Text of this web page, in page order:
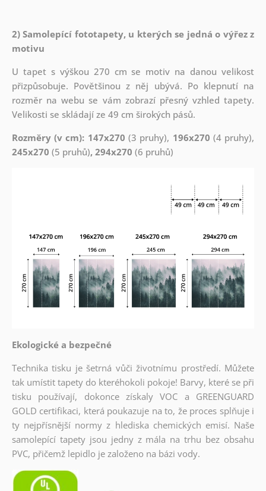
2) Samolepící fototapety, u kterých se jedná o výřez z
motivu
U tapet s výškou 270 cm se motiv na danou velikost
přizpůsobuje. Povětšinou z něj ubývá. Po klepnutí na
rozměr na webu se vám zobrazí přesný vzhled tapety.
Velikosti se skládají ze 49 cm širokých pásů.
Rozměry (v cm): 147x270 (3 pruhy), 196x270 (4 pruhy),
245x270 (5 pruhů), 294x270 (6 pruhů)
Ekologické a bezpečné
Technika tisku je šetrná vůči životnímu prostředí. Můžete
tak umístit tapety do kteréhokoli pokoje! Barvy, které se při
tisku používají, dokonce získaly VOC a GREENGUARD
GOLD certifikaci, která poukazuje na to, že proces splňuje i
ty nejpřísnější normy z hlediska chemických emisí. Naše
samolepící tapety jsou jedny z mála na trhu bez obsahu
PVC, přičemž lepidlo je založeno na bázi vody.